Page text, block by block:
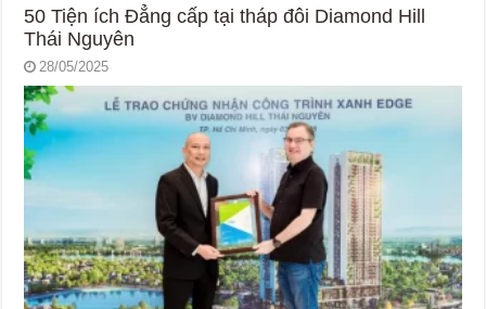
50 Tiện ích Đẳng cấp tại tháp đôi Diamond Hill
Thái Nguyên
28/05/2025